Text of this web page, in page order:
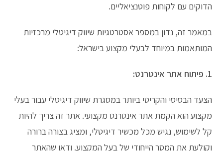
הדוקים עם לקוחות פוטנציאליים.
במאמר זה, נדון במספר אסטרטגיות שיווק דיגיטלי מרכזיות
המותאמות במיוחד לבעלי מקצוע בישראל:
1. פיתוח אתר אינטרנט:
הצעד הבסיסי והקריטי ביותר במסגרת שיווק דיגיטלי עבור בעלי
מקצוע הוא הקמת אתר אינטרנט מקצועי. אתר זה צריך להיות
קל לשימוש, נגיש מכל מכשיר דיגיטלי, ומציג בצורה ברורה
וקולעת את המסר הייחודי של בעל המקצוע. ודאו שהאתר